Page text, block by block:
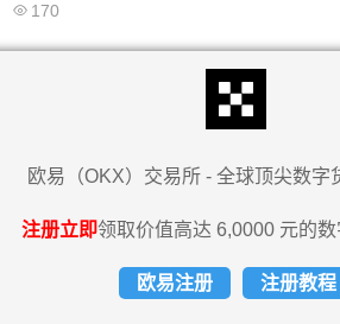
170
欧易（OKX）交易所 - 全球顶尖数字
注册立即领取价值高达 6,0000 元的数
欧易注册 注册教程